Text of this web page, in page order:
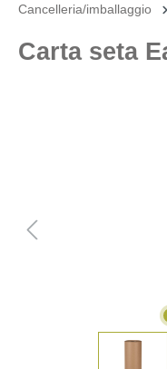
Cancelleria/imballaggio
Carta seta